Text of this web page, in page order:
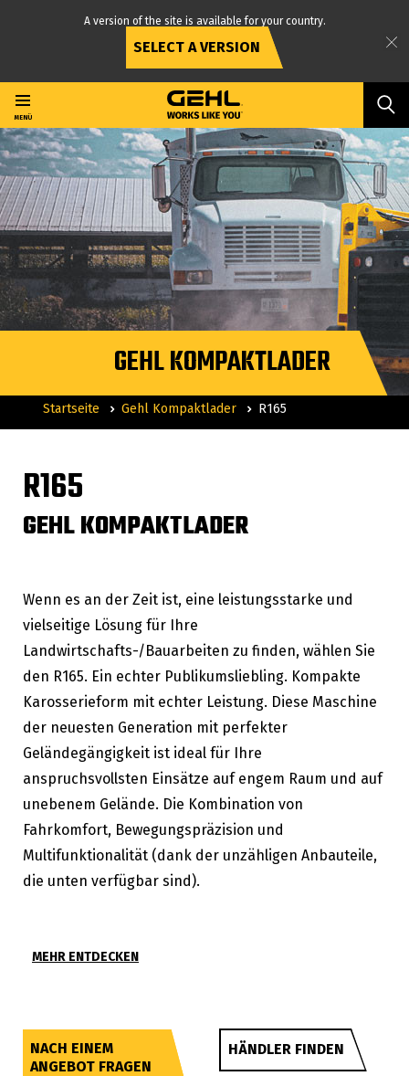
zum
Inhalt
A version of the site is available for your country.
SELECT A VERSION
MENÜ
GEHL KOMPAKTLADER
Startseite Gehl Kompaktlader R165
R165
GEHL KOMPAKTLADER
Wenn es an der Zeit ist, eine leistungsstarke und
vielseitige Lösung für Ihre
Landwirtschafts-/Bauarbeiten zu finden, wählen Sie
den R165. Ein echter Publikumsliebling. Kompakte
Karosserieform mit echter Leistung. Diese Maschine
der neuesten Generation mit perfekter
Geländegängigkeit ist ideal für Ihre
anspruchsvollsten Einsätze auf engem Raum und auf
unebenem Gelände. Die Kombination von
Fahrkomfort, Bewegungspräzision und
Multifunktionalität (dank der unzähligen Anbauteile,
die unten verfügbar sind).
MEHR ENTDECKEN
NACH EINEM
ANGEBOT FRAGEN
HÄNDLER FINDEN